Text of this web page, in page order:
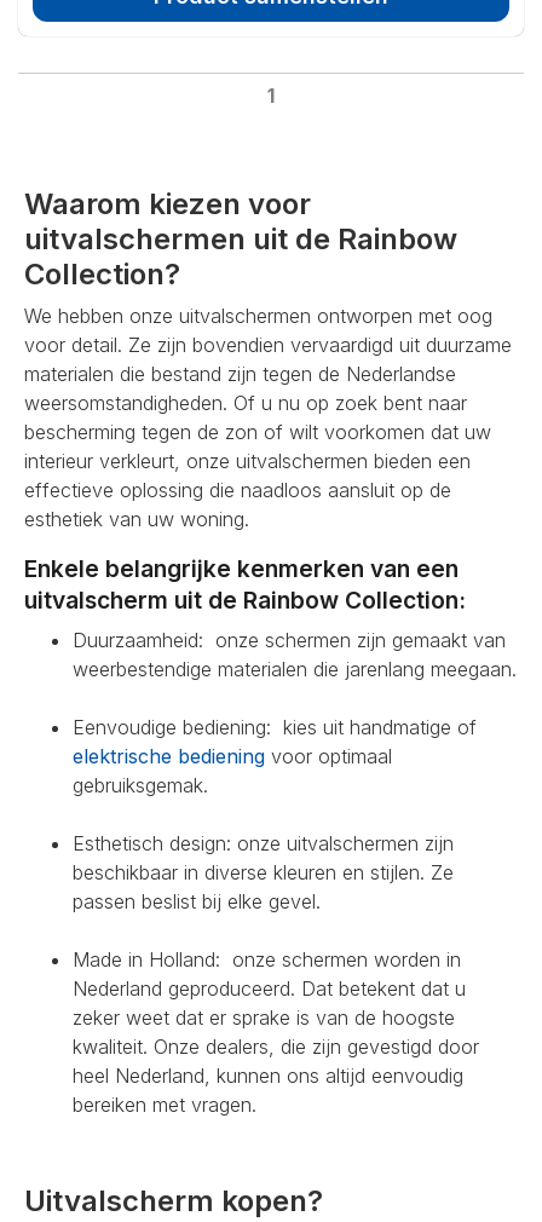
1
Waarom kiezen voor
uitvalschermen uit de Rainbow
Collection?
We hebben onze uitvalschermen ontworpen met oog
voor detail. Ze zijn bovendien vervaardigd uit duurzame
materialen die bestand zijn tegen de Nederlandse
weersomstandigheden. Of u nu op zoek bent naar
bescherming tegen de zon of wilt voorkomen dat uw
interieur verkleurt, onze uitvalschermen bieden een
effectieve oplossing die naadloos aansluit op de
esthetiek van uw woning.
Enkele belangrijke kenmerken van een
uitvalscherm uit de Rainbow Collection:
Duurzaamheid: onze schermen zijn gemaakt van
weerbestendige materialen die jarenlang meegaan.
Eenvoudige bediening: kies uit handmatige of
elektrische bediening voor optimaal
gebruiksgemak.
Esthetisch design: onze uitvalschermen zijn
beschikbaar in diverse kleuren en stijlen. Ze
passen beslist bij elke gevel.
Made in Holland: onze schermen worden in
Nederland geproduceerd. Dat betekent dat u
zeker weet dat er sprake is van de hoogste
kwaliteit. Onze dealers, die zijn gevestigd door
heel Nederland, kunnen ons altijd eenvoudig
bereiken met vragen.
Uitvalscherm kopen?